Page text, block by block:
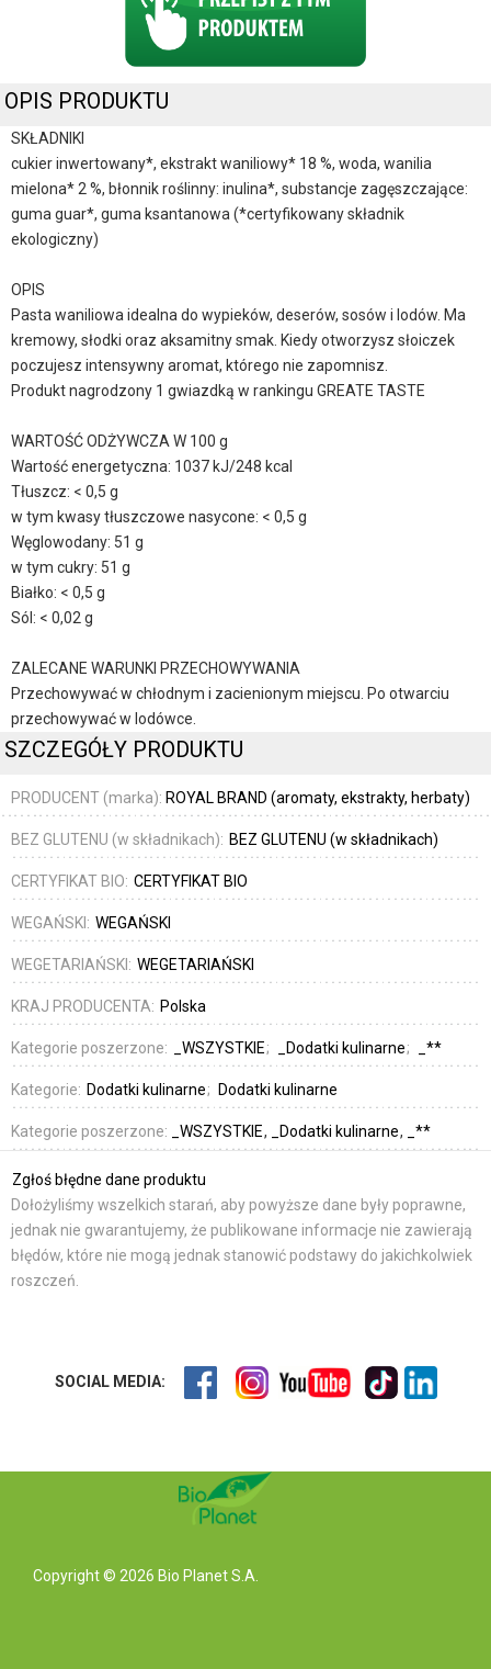
OPIS PRODUKTU
SKŁADNIKI
cukier inwertowany*, ekstrakt waniliowy* 18 %, woda, wanilia
mielona* 2 %, błonnik roślinny: inulina*, substancje zagęszczające:
guma guar*, guma ksantanowa (*certyfikowany składnik
ekologiczny)
OPIS
Pasta waniliowa idealna do wypieków, deserów, sosów i lodów. Ma
kremowy, słodki oraz aksamitny smak. Kiedy otworzysz słoiczek
poczujesz intensywny aromat, którego nie zapomnisz.
Produkt nagrodzony 1 gwiazdką w rankingu GREATE TASTE
WARTOŚĆ ODŻYWCZA W 100 g
Wartość energetyczna: 1037 kJ/248 kcal
Tłuszcz: < 0,5 g
w tym kwasy tłuszczowe nasycone: < 0,5 g
Węglowodany: 51 g
w tym cukry: 51 g
Białko: < 0,5 g
Sól: < 0,02 g
ZALECANE WARUNKI PRZECHOWYWANIA
Przechowywać w chłodnym i zacienionym miejscu. Po otwarciu
przechowywać w lodówce.
SZCZEGÓŁY PRODUKTU
PRODUCENT (marka): ROYAL BRAND (aromaty, ekstrakty, herbaty)
BEZ GLUTENU (w składnikach): BEZ GLUTENU (w składnikach)
CERTYFIKAT BIO: CERTYFIKAT BIO
WEGAŃSKI: WEGAŃSKI
WEGETARIAŃSKI: WEGETARIAŃSKI
KRAJ PRODUCENTA: Polska
Kategorie poszerzone: _WSZYSTKIE _Dodatki kulinarne _**
Kategorie: Dodatki kulinarne Dodatki kulinarne
Kategorie poszerzone: _WSZYSTKIE _Dodatki kulinarne _**
Zgłoś błędne dane produktu
Dołożyliśmy wszelkich starań, aby powyższe dane były poprawne,
jednak nie gwarantujemy, że publikowane informacje nie zawierają
błędów, które nie mogą jednak stanowić podstawy do jakichkolwiek
roszczeń.
SOCIAL MEDIA:
Copyright © 2026 Bio Planet S.A.